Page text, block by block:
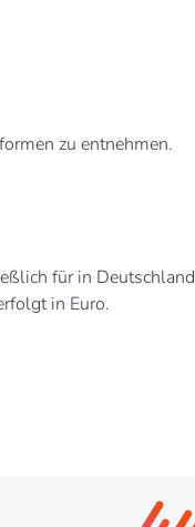
zu entnehmen.
für in Deutschland
in Euro.